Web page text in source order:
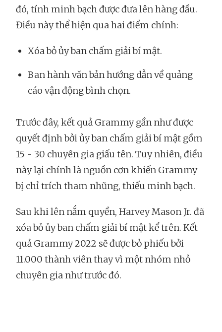
đó, tính minh bạch được đưa lên hàng đầu.
Điều này thể hiện qua hai điểm chính:
Xóa bỏ ủy ban chấm giải bí mật.
Ban hành văn bản hướng dẫn về quảng
cáo vận động bình chọn.
Trước đây, kết quả Grammy gần như được
quyết định bởi ủy ban chấm giải bí mật gồm
15 - 30 chuyên gia giấu tên. Tuy nhiên, điều
này lại chính là nguồn cơn khiến Grammy
bị chỉ trích tham nhũng, thiếu minh bạch.
Sau khi lên nắm quyền, Harvey Mason Jr. đã
xóa bỏ ủy ban chấm giải bí mật kể trên. Kết
quả Grammy 2022 sẽ được bỏ phiếu bởi
11.000 thành viên thay vì một nhóm nhỏ
chuyên gia như trước đó.